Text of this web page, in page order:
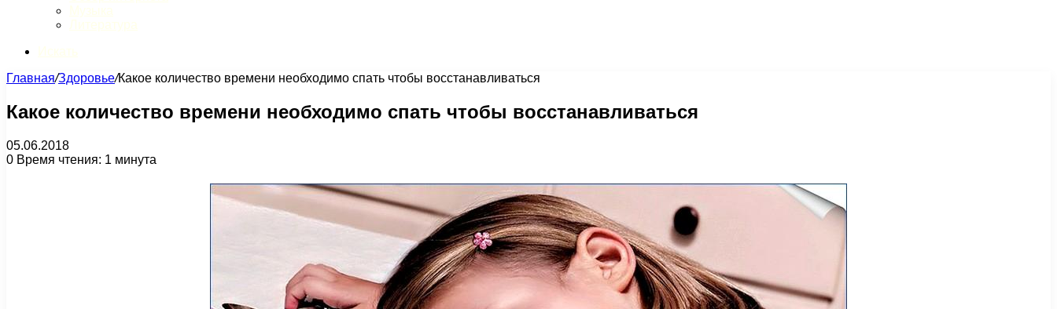
Главная/Здоровье/Какое количество времени необходимо спать чтобы восстанавливаться
Какое количество времени необходимо спать чтобы восстанавливаться
05.06.2018
0 Время чтения: 1 минута